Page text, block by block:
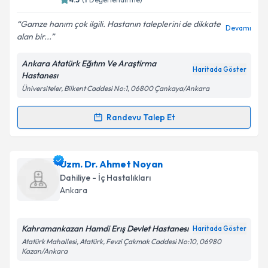
Kişisel verilerimin işlenmesine ilişkin
Aydınlatma
Metni
kapsamda işlenmesini kabul ediyorum.
Takvim Talebini Gönder
Gamze hanım çok ilgili. Hastanın taleplerini de dikkate
alan bir...
Devamı
Ankara Atatürk Eğıtım Ve Araştirma
Hastanesı
Haritada Göster
Üniversiteler, Bilkent Caddesi No:1, 06800 Çankaya/Ankara
Randevu Talep Et
Randevu Takvimi Talebi
Uzm. Dr. Gamze Dam için randevu takvimi talebi
oluşturun. Size bu uzmandan randevu almanız için bir
takvim hazırlandığında e-posta ile bilgilendireceğiz.
Uzm. Dr. Ahmet Noyan
Dahiliye - İç Hastalıkları
Ankara
Kahramankazan Hamdi Erış Devlet Hastanesı Haritada Göster
Atatürk Mahallesi, Atatürk, Fevzi Çakmak Caddesi No:10, 06980
Kazan/Ankara